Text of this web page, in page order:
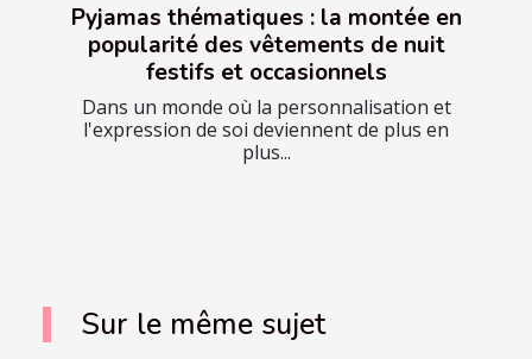
Pyjamas thématiques : la montée en
popularité des vêtements de nuit
festifs et occasionnels
Dans un monde où la personnalisation et
l'expression de soi deviennent de plus en
plus...
Sur le même sujet